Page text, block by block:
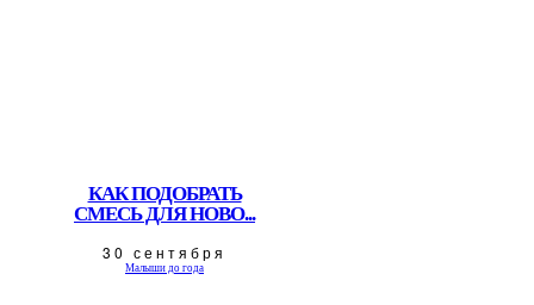
КАК ПОДОБРАТЬ
СМЕСЬ ДЛЯ НОВО...
30 сентября
Малыши до года